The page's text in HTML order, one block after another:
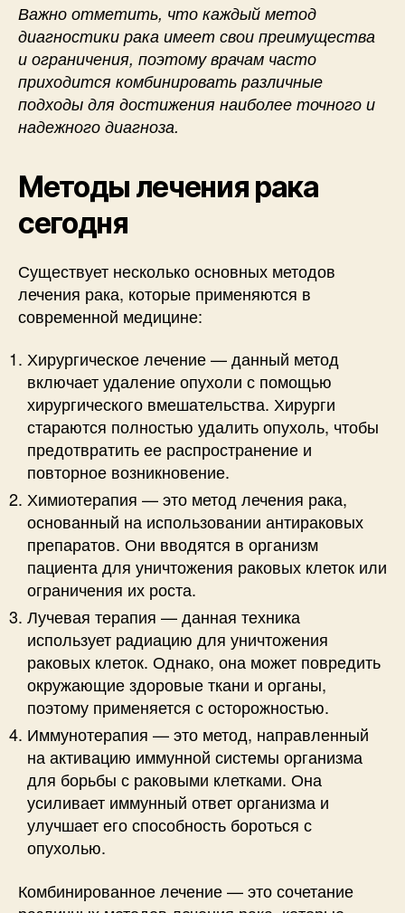
Важно отметить, что каждый метод
диагностики рака имеет свои преимущества
и ограничения, поэтому врачам часто
приходится комбинировать различные
подходы для достижения наиболее точного и
надежного диагноза.
Методы лечения рака
сегодня
Существует несколько основных методов
лечения рака, которые применяются в
современной медицине:
Хирургическое лечение — данный метод
включает удаление опухоли с помощью
хирургического вмешательства. Хирурги
стараются полностью удалить опухоль, чтобы
предотвратить ее распространение и
повторное возникновение.
Химиотерапия — это метод лечения рака,
основанный на использовании антираковых
препаратов. Они вводятся в организм
пациента для уничтожения раковых клеток или
ограничения их роста.
Лучевая терапия — данная техника
использует радиацию для уничтожения
раковых клеток. Однако, она может повредить
окружающие здоровые ткани и органы,
поэтому применяется с осторожностью.
Иммунотерапия — это метод, направленный
на активацию иммунной системы организма
для борьбы с раковыми клетками. Она
усиливает иммунный ответ организма и
улучшает его способность бороться с
опухолью.
Комбинированное лечение — это сочетание